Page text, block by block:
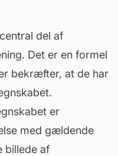
del af
Det er en formel
bekræfter, at de har
er
med gældende
billede af